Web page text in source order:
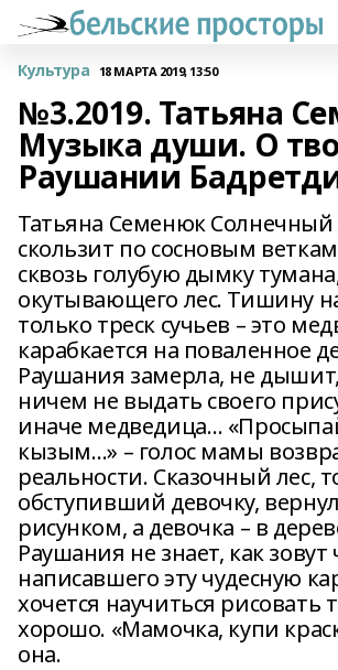
Культура 18 МАРТА 2019, 13:50
№3.2019. Татьяна
Музыка души. О
Раушании
Татьяна Семенюк Солнечный
скользит по сосновым
сквозь голубую дымку
окутывающего лес. Тишину
только треск сучьев – это
карабкается на поваленное
Раушания замерла, не
ничем не выдать своего
иначе медведица…
кызым…» – голос мамы
реальности. Сказочный лес,
обступивший девочку,
рисунком, а девочка – в
Раушания не знает, как зовут
написавшего эту чудесную
хочется научиться рисовать
хорошо. «Мамочка, купи
она.